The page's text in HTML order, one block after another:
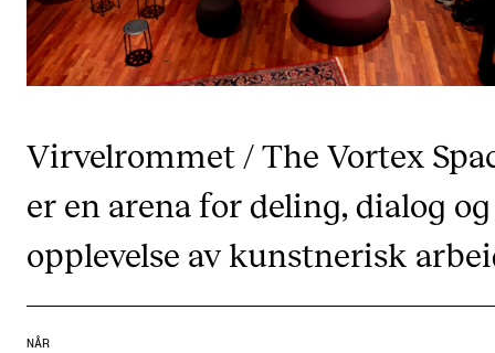
NordART
Prosjekter
Internasjonal strategi
Samarbeidsprosjekter
Nettverk
Virvelrommet / The Vortex
er en arena for deling, dialog og
opplevelse av kunstnerisk
NÅR